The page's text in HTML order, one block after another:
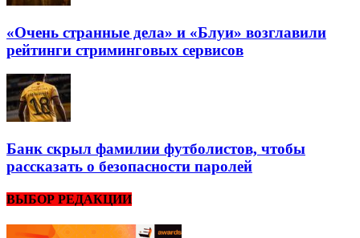
«Очень странные дела» и «Блуи» возглавили
рейтинги стриминговых сервисов
Банк скрыл фамилии футболистов, чтобы
рассказать о безопасности паролей
ВЫБОР РЕДАКЦИИ